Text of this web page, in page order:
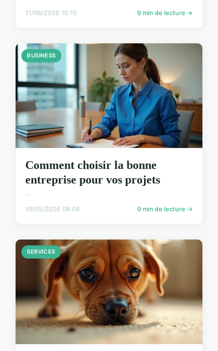
11/06/2026 10:15 9 min de lecture →
BUSINESS
Comment choisir la bonne
entreprise pour vos projets
...
10/05/2026 08:06 9 min de lecture →
SERVICES